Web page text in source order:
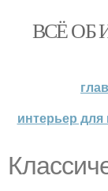
ВСЁ ОБ
интерьер